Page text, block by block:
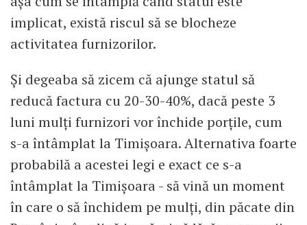
implicat, există riscul să se blocheze
activitatea furnizorilor.
Și degeaba să zicem că ajunge statul să
reducă factura cu 20-30-40%, dacă peste 3
luni mulți furnizori vor închide porțile, cum
s-a întâmplat la Timișoara. Alternativa foarte
probabilă a acestei legi e exact ce s-a
întâmplat la Timișoara - să vină un moment
în care o să închidem pe mulți, din păcate din